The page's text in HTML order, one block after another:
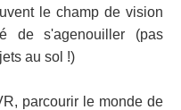
le champ de vision
de s'agenouiller (pas
au sol !)
parcourir le monde de